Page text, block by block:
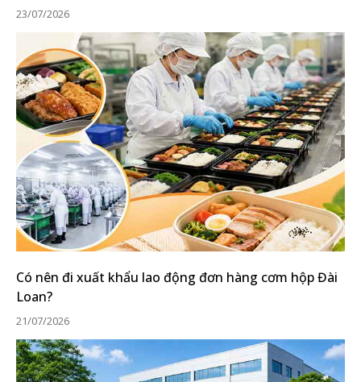
23/07/2026
Có nên đi xuất khẩu lao động đơn hàng cơm hộp Đài
Loan?
21/07/2026